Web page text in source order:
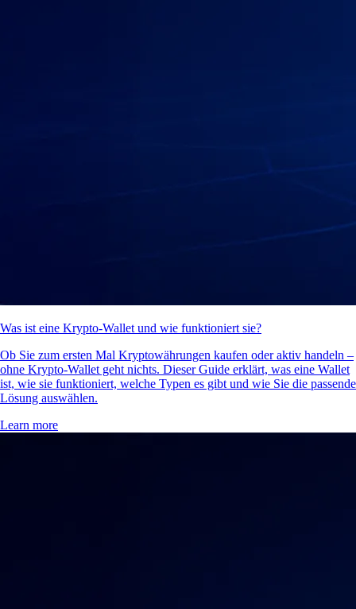
Was ist eine Krypto-Wallet und wie funktioniert sie?
Ob Sie zum ersten Mal Kryptowährungen kaufen oder aktiv handeln –
ohne Krypto-Wallet geht nichts. Dieser Guide erklärt, was eine Wallet
ist, wie sie funktioniert, welche Typen es gibt und wie Sie die passende
Lösung auswählen.
Learn more